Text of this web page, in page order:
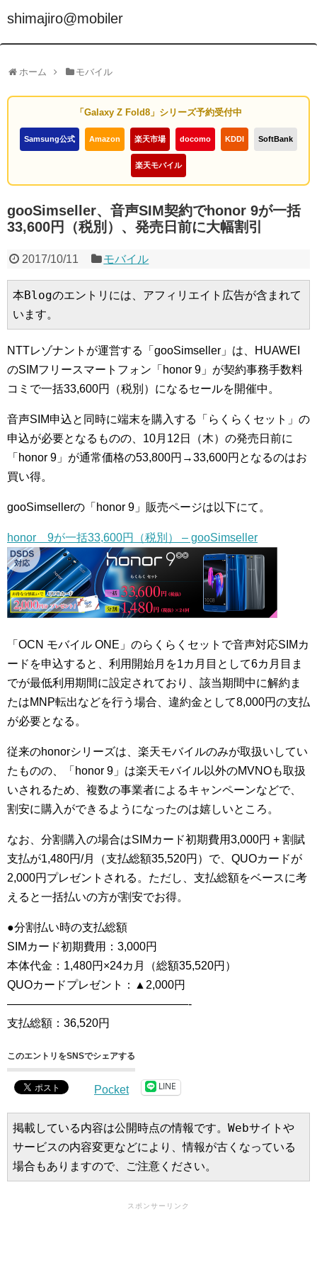
shimajiro@mobiler
ホーム モバイル
「Galaxy Z Fold8」シリーズ予約受付中
Samsung公式 Amazon 楽天市場 docomo KDDI SoftBank
楽天モバイル
gooSimseller、音声SIM契約でhonor 9が一括
33,600円（税別）、発売日前に大幅割引
2017/10/11 モバイル
本Blogのエントリには、アフィリエイト広告が含まれて
います。
NTTレゾナントが運営する「gooSimseller」は、HUAWEI
のSIMフリースマートフォン「honor 9」が契約事務手数料
コミで一括33,600円（税別）になるセールを開催中。
音声SIM申込と同時に端末を購入する「らくらくセット」の
申込が必要となるものの、10月12日（木）の発売日前に
「honor 9」が通常価格の53,800円→33,600円となるのはお
買い得。
gooSimsellerの「honor 9」販売ページは以下にて。
honor 9が一括33,600円（税別） – gooSimseller
「OCN モバイル ONE」のらくらくセットで音声対応SIMカ
ードを申込すると、利用開始月を1カ月目として6カ月目ま
でが最低利用期間に設定されており、該当期間中に解約ま
たはMNP転出などを行う場合、違約金として8,000円の支払
が必要となる。
従来のhonorシリーズは、楽天モバイルのみが取扱いしてい
たものの、「honor 9」は楽天モバイル以外のMVNOも取扱
いされるため、複数の事業者によるキャンペーンなどで、
割安に購入ができるようになったのは嬉しいところ。
なお、分割購入の場合はSIMカード初期費用3,000円 + 割賦
支払が1,480円/月（支払総額35,520円）で、QUOカードが
2,000円プレゼントされる。ただし、支払総額をベースに考
えると一括払いの方が割安でお得。
●分割払い時の支払総額
SIMカード初期費用：3,000円
本体代金：1,480円×24カ月（総額35,520円）
QUOカードプレゼント：▲2,000円
————————————————-
支払総額：36,520円
このエントリをSNSでシェアする
Pocket LINE
掲載している内容は公開時点の情報です。Webサイトや
サービスの内容変更などにより、情報が古くなっている
場合もありますので、ご注意ください。
スポンサーリンク